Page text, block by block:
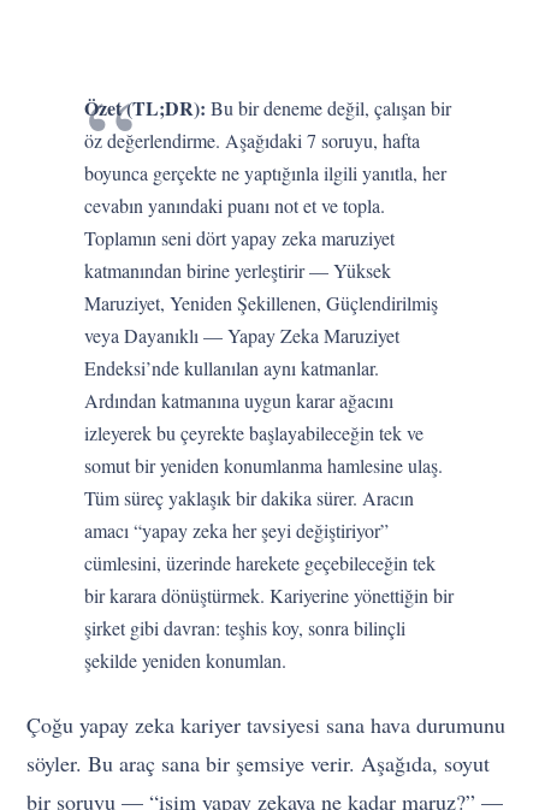
Özet (TL;DR): Bu bir deneme değil, çalışan bir
öz değerlendirme. Aşağıdaki 7 soruyu, hafta
boyunca gerçekte ne yaptığınla ilgili yanıtla, her
cevabın yanındaki puanı not et ve topla.
Toplamın seni dört yapay zeka maruziyet
katmanından birine yerleştirir — Yüksek
Maruziyet, Yeniden Şekillenen, Güçlendirilmiş
veya Dayanıklı — Yapay Zeka Maruziyet
Endeksi’nde kullanılan aynı katmanlar.
Ardından katmanına uygun karar ağacını
izleyerek bu çeyrekte başlayabileceğin tek ve
somut bir yeniden konumlanma hamlesine ulaş.
Tüm süreç yaklaşık bir dakika sürer. Aracın
amacı “yapay zeka her şeyi değiştiriyor”
cümlesini, üzerinde harekete geçebileceğin tek
bir karara dönüştürmek. Kariyerine yönettiğin bir
şirket gibi davran: teşhis koy, sonra bilinçli
şekilde yeniden konumlan.
Çoğu yapay zeka kariyer tavsiyesi sana hava durumunu
söyler. Bu araç sana bir şemsiye verir. Aşağıda, soyut
bir soruyu — “işim yapay zekaya ne kadar maruz?” —